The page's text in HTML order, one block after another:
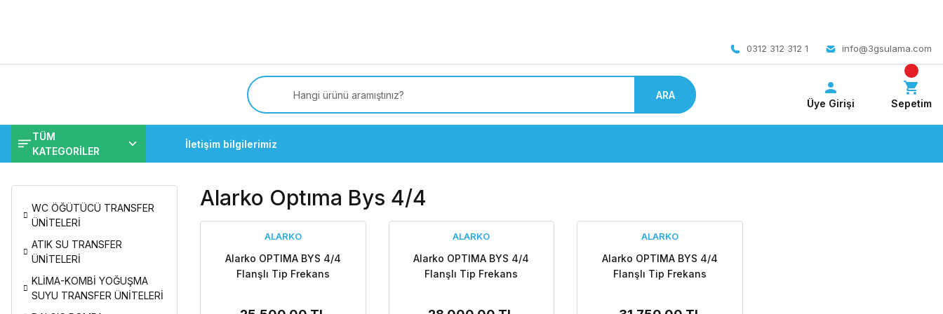
0312 312 312 1 info@3gsulama.com
ARA
Üye Girişi Sepetim
TÜM
KATEGORİLER
İletişim bilgilerimiz
WC ÖĞÜTÜCÜ TRANSFER
ÜNİTELERİ
ATIK SU TRANSFER
ÜNİTELERİ
KLİMA-KOMBİ YOĞUŞMA
SUYU TRANSFER ÜNİTELERİ
Alarko Optıma Bys 4/4
ALARKO
Alarko OPTIMA BYS 4/4
Flanşlı Tip Frekans
ALARKO
Alarko OPTIMA BYS 4/4
Flanşlı Tip Frekans
ALARKO
Alarko OPTIMA BYS 4/4
Flanşlı Tip Frekans